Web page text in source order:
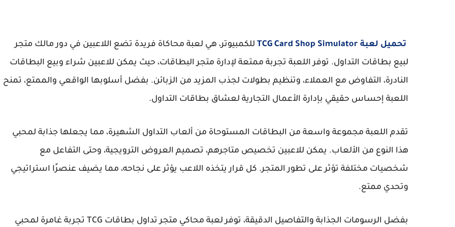
تحميل لعبة TCG Card Shop Simulator
للكمبيوتر، هي لعبة محاكاة فريدة تضع اللاعبين في دور مالك متجر
لبيع بطاقات التداول. توفر اللعبة تجربة ممتعة لإدارة متجر البطاقات، حيث يمكن للاعبين شراء وبيع البطاقات
النادرة، التفاوض مع العملاء، وتنظيم بطولات لجذب المزيد من الزبائن. بفضل أسلوبها الواقعي والممتع، تمنح
اللعبة إحساس حقيقي بإدارة الأعمال التجارية لعشاق بطاقات التداول.
تقدم اللعبة مجموعة واسعة من البطاقات المستوحاة من ألعاب التداول الشهيرة، مما يجعلها جذابة لمحبي
هذا النوع من الألعاب. يمكن للاعبين تخصيص متاجرهم، تصميم العروض الترويجية، وحتى التفاعل مع
شخصيات مختلفة تؤثر على تطور المتجر. كل قرار يتخذه اللاعب يؤثر على نجاحه، مما يضيف عنصرًا استراتيجي
وتحدي ممتع.
بفضل الرسومات الجذابة والتفاصيل الدقيقة، توفر لعبة محاكي متجر تداول بطاقات TCG تجربة غامرة لمحبي